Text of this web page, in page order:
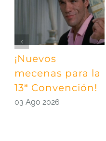
¡Nuevos
mecenas para la
13ª Convención!
03 Ago 2026